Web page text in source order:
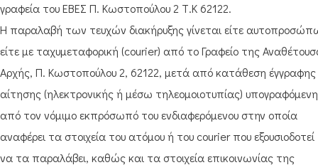
γραφεία του ΕΒΕΣ Π. Κωστοπούλου 2 Τ.Κ 62122.
Η παραλαβή των τευχών διακήρυξης γίνεται είτε
είτε με ταχυμεταφορική (courier) από το Γραφείο της
Αρχής, Π. Κωστοπούλου 2, 62122, μετά από κατάθεση έγγραφης
αίτησης (ηλεκτρονικής ή μέσω τηλεομοιοτυπίας)
από τον νόμιμο εκπρόσωπό του ενδιαφερόμενου στην οποία
αναφέρει τα στοιχεία του ατόμου ή του cοurier που εξουσιοδοτεί
να τα παραλάβει, καθώς και τα στοιχεία επικοινωνίας της